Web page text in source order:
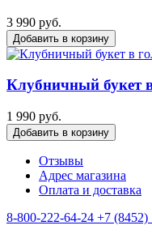
3 990 руб.
Добавить в корзину
Клубничный букет
1 990 руб.
Добавить в корзину
Отзывы
Адрес магазина
Оплата и доставка
8-800-222-64-24 +7 (8452)